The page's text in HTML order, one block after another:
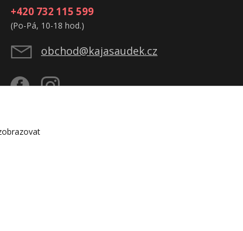
+420 732 115 599
(Po-Pá, 10-18 hod.)
obchod@kajasaudek.cz